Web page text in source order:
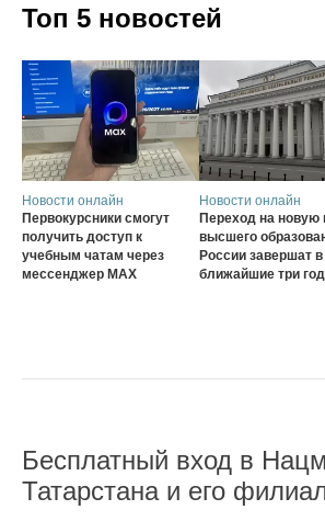
Топ 5 новостей
Новости онлайн
Первокурсники смогут
получить доступ к
учебным чатам через
мессенджер MAX
Новости онлайн
Переход на новую
высшего
России завершат в
ближайшие три
Бесплатный вход в
Татарстана и его